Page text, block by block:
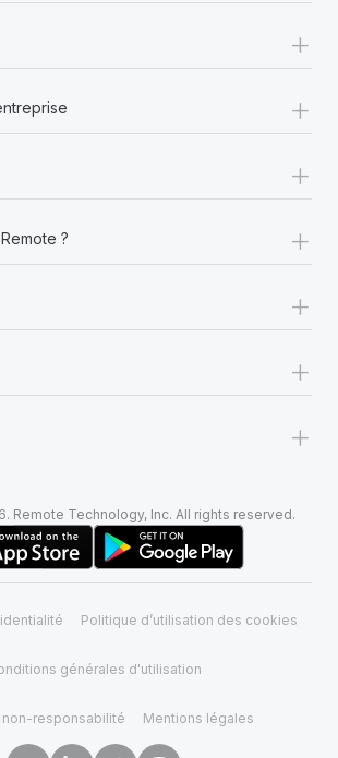
+
+
+
? +
+
+
+
Remote Technology, Inc. All rights reserved.
Politique d’utilisation des cookies
générales d'utilisation
non-responsabilité Mentions légales